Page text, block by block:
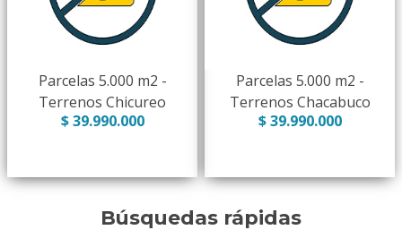
Parcelas 5.000 m2 -
Terrenos Chicureo
$ 39.990.000
Parcelas 5.000 m2 -
Terrenos Chacabuco
$ 39.990.000
Búsquedas rápidas